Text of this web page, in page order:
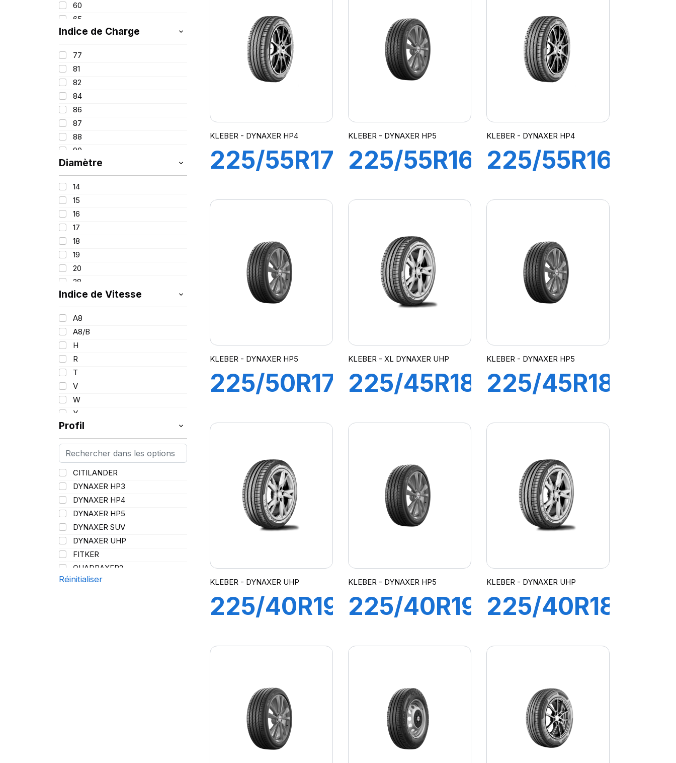
60
65
70
75
85
100
Indice de Charge
77
81
82
84
86
87
88
90
91
92
93
94
95
96
97
98
99
100
101
102/100
103
103/101
104/102
105
107/105
109
109/106
109/107
110/108
112A8/109B
114/111
115/113
116/113
116/114
127/127
144/141
Diamètre
14
15
16
17
18
19
20
28
Indice de Vitesse
A8
A8/B
H
R
T
V
W
Y
Profil
CITILANDER
DYNAXER HP3
DYNAXER HP4
DYNAXER HP5
DYNAXER SUV
DYNAXER UHP
FITKER
QUADRAXER2
SUP 8L
Réinitialiser
HP5 SUV
SUV
HP5
KLEBER - DYNAXER HP4
225/55R17
HP4
KLEBER - DYNAXER HP5
225/55R16
HP5
KLEBER - DYNAXER HP4
225/55R16
HP4
KLEBER - DYNAXER HP5
225/50R17
HP5
KLEBER - XL DYNAXER UHP
225/45R18
UHP
KLEBER - DYNAXER HP5
225/45R18
HP5
KLEBER - DYNAXER UHP
225/40R19
UHP
KLEBER - DYNAXER HP5
225/40R19
HP5
KLEBER - DYNAXER UHP
225/40R18
UHP